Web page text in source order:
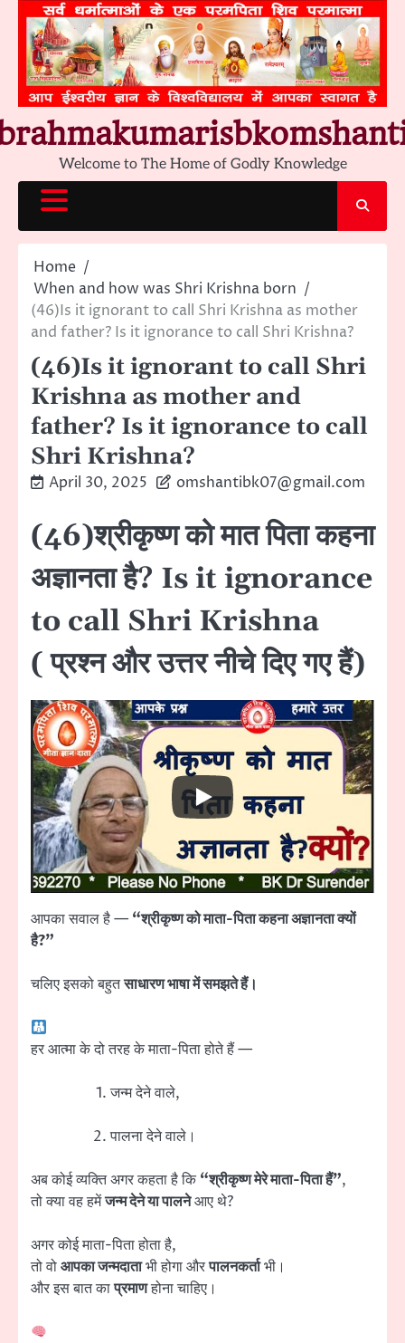
content
Welcome to The Home of Godly Knowledge
Home
When and how was Shri Krishna born
(46)Is it ignorant to call Shri Krishna as mother
and father? Is it ignorance to call Shri Krishna?
(46)Is it ignorant to call Shri
Krishna as mother and
father? Is it ignorance to call
Shri Krishna?
April 30, 2025 omshantibk07@gmail.com
(46)श्रीकृष्ण को मात पिता कहना
अज्ञानता है? Is it ignorance
to call Shri Krishna
( प्रश्न और उत्तर नीचे दिए गए हैं)
आपका सवाल है — “श्रीकृष्ण को माता-पिता कहना अज्ञानता क्यों
है?”
चलिए इसको बहुतसाधारण भाषा में समझते हैं।
हर आत्मा के दो तरह के माता-पिता होते हैं —
जन्म देने वाले,
पालना देने वाले।
अब कोई व्यक्ति अगर कहता है कि “श्रीकृष्ण मेरे माता-पिता हैं”,
तो क्या वह हमेंजन्म देने या पालनेआए थे?
अगर कोई माता-पिता होता है,
तो वोआपका जन्मदाताभी होगा औरपालनकर्ताभी।
और इस बात काप्रमाणहोना चाहिए।